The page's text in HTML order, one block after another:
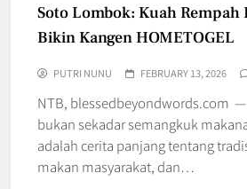
Soto Lombok: Kuah Rempah
Bikin Kangen HOMETOGEL
PUTRI NUNU FEBRUARY 13, 2026
NTB, blessedbeyondwords.com
bukan sekadar semangkuk
adalah cerita panjang tentang
makan masyarakat, dan…